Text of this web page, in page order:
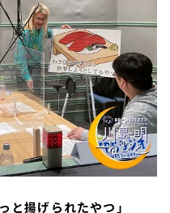
と揚げられたやつ」